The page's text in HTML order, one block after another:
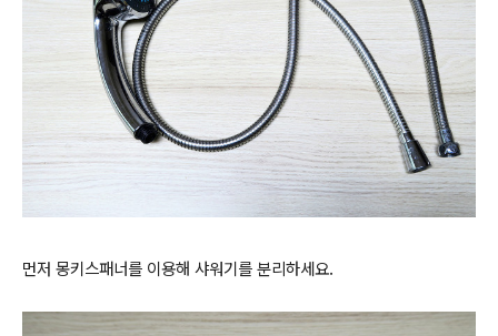
먼저 몽키스패너를 이용해 샤워기를 분리하세요.